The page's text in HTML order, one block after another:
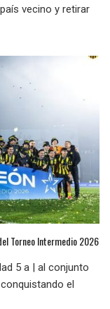
vecino y retirar
Torneo Intermedio 2026
5 a | al conjunto
el